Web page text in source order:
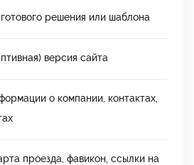
решения или шаблона
версия сайта
о компании, контактах,
проезда, фавикон, ссылки на